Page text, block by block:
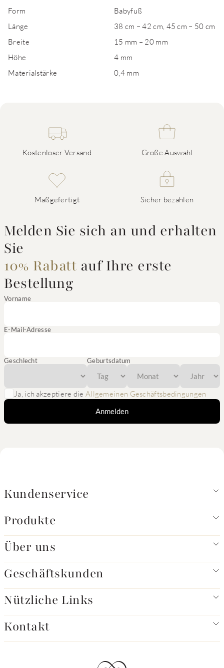
Form
Babyfuß
Länge
38 cm – 42 cm, 45 cm – 50 cm
Breite
15 mm – 20 mm
Höhe
4 mm
Materialstärke
0,4 mm
Kostenloser Versand Große Auswahl
Maßgefertigt Sicher bezahlen
Melden Sie sich an und erhalten
Sie
10% Rabatt auf Ihre erste
Bestellung
Vorname
E-Mail-Adresse
Geschlecht Geburtsdatum
Ja, ich akzeptiere die Allgemeinen Geschäftsbedingungen
Anmelden
Kundenservice
Produkte
Über uns
Geschäftskunden
Nützliche Links
Kontakt